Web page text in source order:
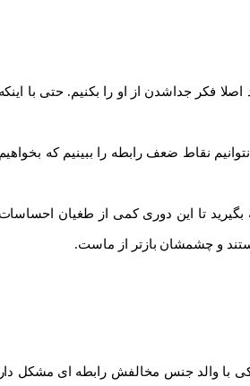
فکر جداشدن از او را بکنیم. حتی با اینکه
نقاط ضعف رابطه را ببینیم که بخواهیم
تا این دوری کمی از طغیان احساسات
و چشمشان بازتر از ماست.
با والد جنس مخالفش رابطه ای مشکل دار